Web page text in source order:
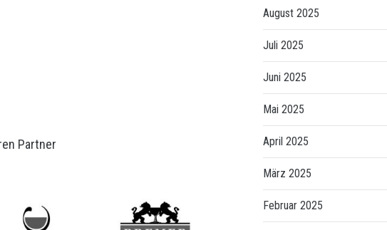
Partner
August 2025
Juli 2025
Juni 2025
Mai 2025
April 2025
März 2025
Februar 2025